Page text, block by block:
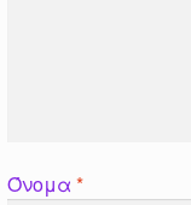
Όνομα*